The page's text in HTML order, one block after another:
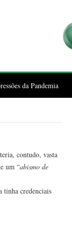
da Pandemia
contudo, vasta
um “abismo de
tinha credenciais